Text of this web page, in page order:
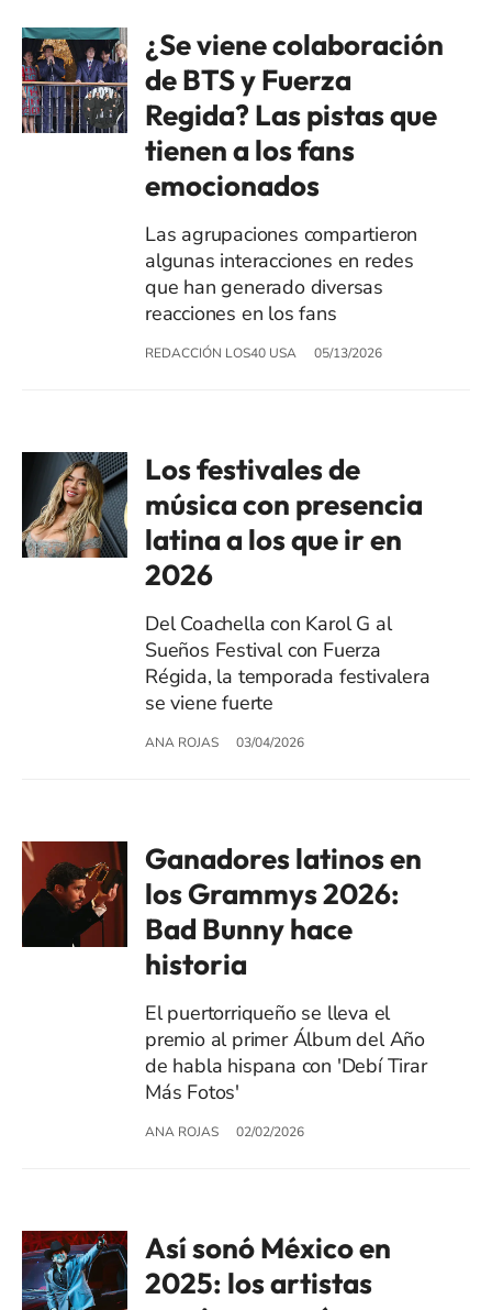
¿Se viene colaboración
de BTS y Fuerza
Regida? Las pistas que
tienen a los fans
emocionados
Las agrupaciones compartieron
algunas interacciones en redes
que han generado diversas
reacciones en los fans
REDACCIÓN LOS40 USA 05/13/2026
Los festivales de
música con presencia
latina a los que ir en
2026
Del Coachella con Karol G al
Sueños Festival con Fuerza
Régida, la temporada festivalera
se viene fuerte
ANA ROJAS 03/04/2026
Ganadores latinos en
los Grammys 2026:
Bad Bunny hace
historia
El puertorriqueño se lleva el
premio al primer Álbum del Año
de habla hispana con 'Debí Tirar
Más Fotos'
ANA ROJAS 02/02/2026
Así sonó México en
2025: los artistas